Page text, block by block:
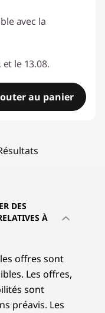
avec la
le 13.08.
au panier
DES
À
offres sont
Les offres,
sont
préavis. Les